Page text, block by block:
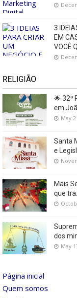
3
EM
VOCÊ
RELIGIÃO
🌟 32ª
em
May
Santa
e
Mais
que
dos
May
Página inicial
Quem somos